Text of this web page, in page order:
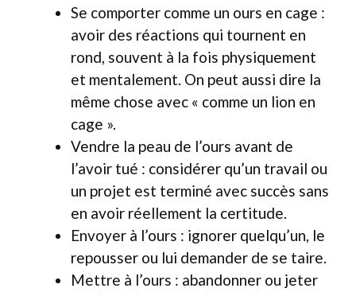
Se comporter comme un ours en cage :
avoir des réactions qui tournent en
rond, souvent à la fois physiquement
et mentalement. On peut aussi dire la
même chose avec « comme un lion en
cage ».
Vendre la peau de l’ours avant de
l’avoir tué : considérer qu’un travail ou
un projet est terminé avec succès sans
en avoir réellement la certitude.
Envoyer à l’ours : ignorer quelqu’un, le
repousser ou lui demander de se taire.
Mettre à l’ours : abandonner ou jeter